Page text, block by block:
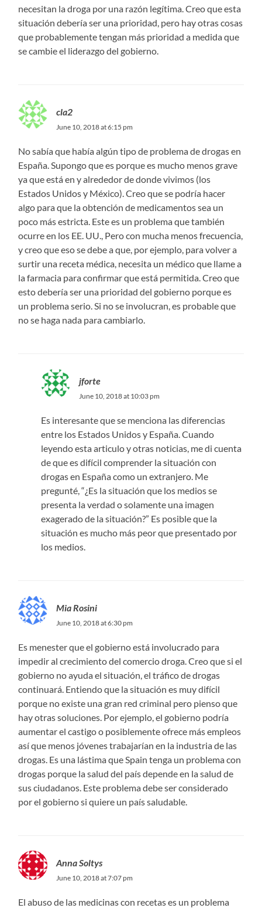
necesitan la droga por una razón legítima. Creo que esta
situación debería ser una prioridad, pero hay otras cosas
que probablemente tengan más prioridad a medida que
se cambie el liderazgo del gobierno.
cla2
June 10, 2018 at 6:15 pm
No sabía que había algún tipo de problema de drogas en
España. Supongo que es porque es mucho menos grave
ya que está en y alrededor de donde vivimos (los
Estados Unidos y México). Creo que se podría hacer
algo para que la obtención de medicamentos sea un
poco más estricta. Este es un problema que también
ocurre en los EE. UU., Pero con mucha menos frecuencia,
y creo que eso se debe a que, por ejemplo, para volver a
surtir una receta médica, necesita un médico que llame a
la farmacia para confirmar que está permitida. Creo que
esto debería ser una prioridad del gobierno porque es
un problema serio. Si no se involucran, es probable que
no se haga nada para cambiarlo.
jforte
June 10, 2018 at 10:03 pm
Es interesante que se menciona las diferencias
entre los Estados Unidos y España. Cuando
leyendo esta articulo y otras noticias, me di cuenta
de que es difícil comprender la situación con
drogas en España como un extranjero. Me
pregunté, “¿Es la situación que los medios se
presenta la verdad o solamente una imagen
exagerado de la situación?” Es posible que la
situación es mucho más peor que presentado por
los medios.
Mia Rosini
June 10, 2018 at 6:30 pm
Es menester que el gobierno está involucrado para
impedir al crecimiento del comercio droga. Creo que si el
gobierno no ayuda el situación, el tráfico de drogas
continuará. Entiendo que la situación es muy difícil
porque no existe una gran red criminal pero pienso que
hay otras soluciones. Por ejemplo, el gobierno podría
aumentar el castigo o posiblemente ofrece más empleos
así que menos jóvenes trabajarían en la industria de las
drogas. Es una lástima que Spain tenga un problema con
drogas porque la salud del país depende en la salud de
sus ciudadanos. Este problema debe ser considerado
por el gobierno si quiere un país saludable.
Anna Soltys
June 10, 2018 at 7:07 pm
El abuso de las medicinas con recetas es un problema